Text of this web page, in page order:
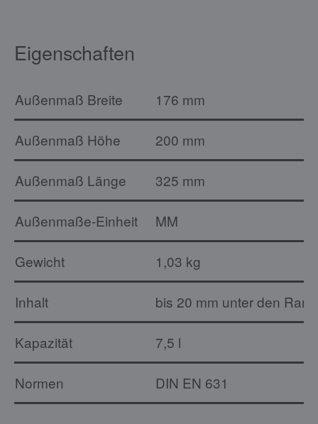
Eigenschaften
Außenmaß Breite 176 mm
Außenmaß Höhe 200 mm
Außenmaß Länge 325 mm
Außenmaße-Einheit MM
Gewicht 1,03 kg
Inhalt bis 20 mm unter den
Kapazität 7,5 l
Normen DIN EN 631